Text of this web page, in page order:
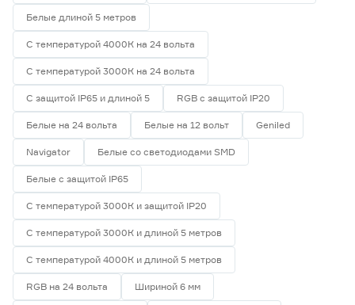
Белые длиной 5 метров
С температурой 4000К на 24 вольта
С температурой 3000К на 24 вольта
С защитой IP65 и длиной 5 RGB с защитой IP20
Белые на 24 вольта Белые на 12 вольт Geniled
Navigator Белые со светодиодами SMD
Белые с защитой IP65
С температурой 3000К и защитой IP20
С температурой 3000К и длиной 5 метров
С температурой 4000К и длиной 5 метров
RGB на 24 вольта Шириной 6 мм